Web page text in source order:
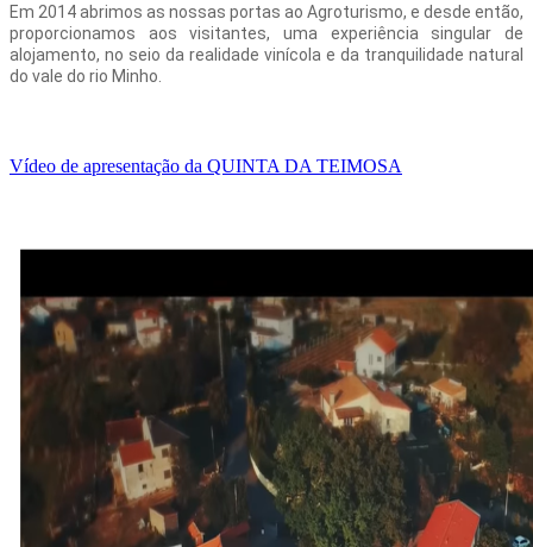
Em 2014 abrimos as nossas portas ao Agroturismo, e desde então,
proporcionamos aos visitantes, uma experiência singular de
alojamento, no seio da realidade vinícola e da tranquilidade natural
do vale do rio Minho.
Vídeo de apresentação da QUINTA DA TEIMOSA